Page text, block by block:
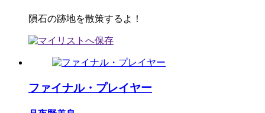
隕石の跡地を散策するよ！
ファイナル・プレイヤー